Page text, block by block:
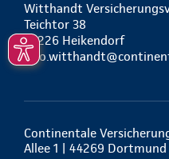
Witthandt
Teichtor 38
24226 Heikendorf
Continentale
Allee 1 | 44269 Dortmund